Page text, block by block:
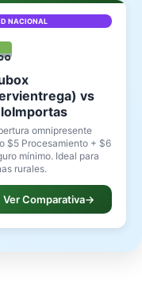
NACIONAL
vs
omnipresente
$5 Procesamiento + $6
mínimo. Ideal para
rurales.
Ver Comparativa→